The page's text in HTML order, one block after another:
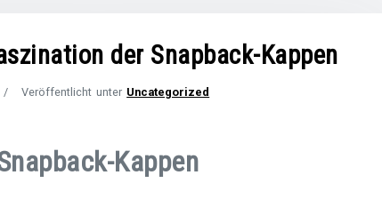
der Snapback-Kappen
Veröffentlicht unter Uncategorized
Kappen